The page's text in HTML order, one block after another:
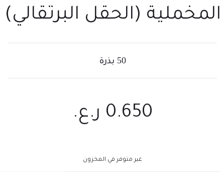
المخملية (الحقل البرتقالي)
50 بذرة
0.650 ر.ع.
غير متوفر في المخزون